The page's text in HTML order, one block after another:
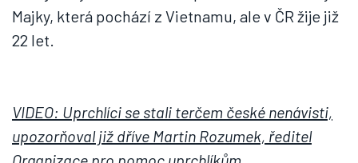
Majky, která pochází z Vietnamu, ale v ČR žije již
22 let.
VIDEO: Uprchlíci se stali terčem české nenávisti,
upozorňoval již dříve Martin Rozumek, ředitel